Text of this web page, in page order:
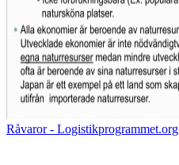
Råvaror - Logistikprogrammet.org